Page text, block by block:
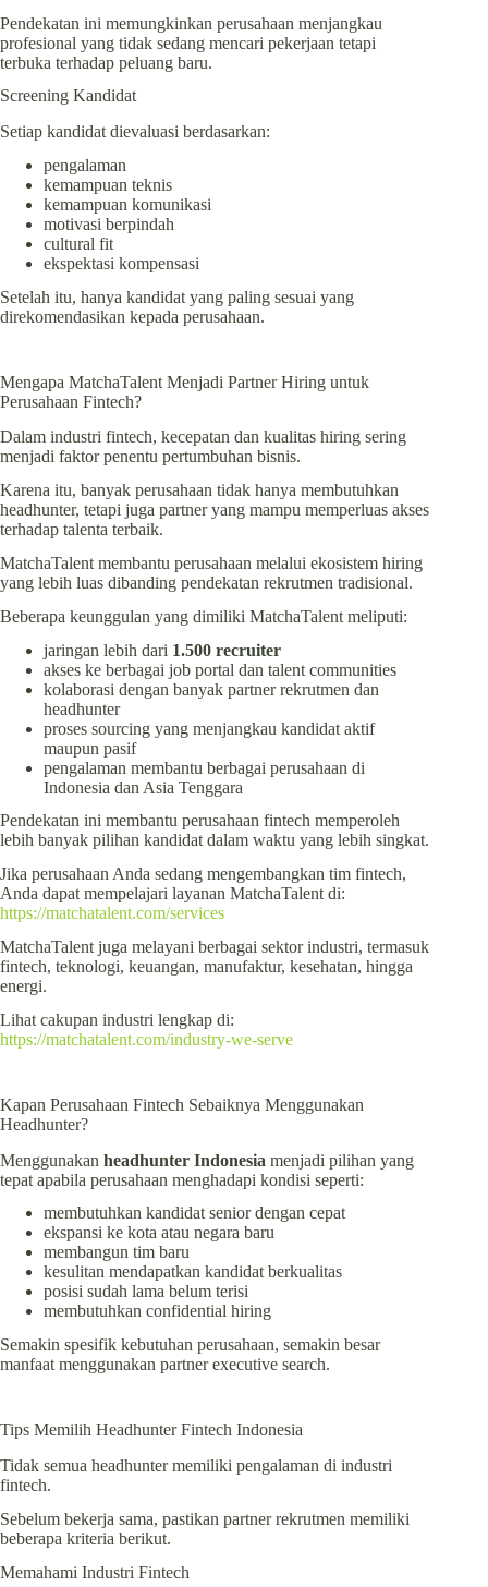
Pendekatan ini memungkinkan perusahaan menjangkau
profesional yang tidak sedang mencari pekerjaan tetapi
terbuka terhadap peluang baru.
Screening Kandidat
Setiap kandidat dievaluasi berdasarkan:
pengalaman
kemampuan teknis
kemampuan komunikasi
motivasi berpindah
cultural fit
ekspektasi kompensasi
Setelah itu, hanya kandidat yang paling sesuai yang
direkomendasikan kepada perusahaan.
Mengapa MatchaTalent Menjadi Partner Hiring untuk
Perusahaan Fintech?
Dalam industri fintech, kecepatan dan kualitas hiring sering
menjadi faktor penentu pertumbuhan bisnis.
Karena itu, banyak perusahaan tidak hanya membutuhkan
headhunter, tetapi juga partner yang mampu memperluas akses
terhadap talenta terbaik.
MatchaTalent membantu perusahaan melalui ekosistem hiring
yang lebih luas dibanding pendekatan rekrutmen tradisional.
Beberapa keunggulan yang dimiliki MatchaTalent meliputi:
jaringan lebih dari 1.500 recruiter
akses ke berbagai job portal dan talent communities
kolaborasi dengan banyak partner rekrutmen dan
headhunter
proses sourcing yang menjangkau kandidat aktif
maupun pasif
pengalaman membantu berbagai perusahaan di
Indonesia dan Asia Tenggara
Pendekatan ini membantu perusahaan fintech memperoleh
lebih banyak pilihan kandidat dalam waktu yang lebih singkat.
Jika perusahaan Anda sedang mengembangkan tim fintech,
Anda dapat mempelajari layanan MatchaTalent di:
https://matchatalent.com/services
MatchaTalent juga melayani berbagai sektor industri, termasuk
fintech, teknologi, keuangan, manufaktur, kesehatan, hingga
energi.
Lihat cakupan industri lengkap di:
https://matchatalent.com/industry-we-serve
Kapan Perusahaan Fintech Sebaiknya Menggunakan
Headhunter?
Menggunakan headhunter Indonesia menjadi pilihan yang
tepat apabila perusahaan menghadapi kondisi seperti:
membutuhkan kandidat senior dengan cepat
ekspansi ke kota atau negara baru
membangun tim baru
kesulitan mendapatkan kandidat berkualitas
posisi sudah lama belum terisi
membutuhkan confidential hiring
Semakin spesifik kebutuhan perusahaan, semakin besar
manfaat menggunakan partner executive search.
Tips Memilih Headhunter Fintech Indonesia
Tidak semua headhunter memiliki pengalaman di industri
fintech.
Sebelum bekerja sama, pastikan partner rekrutmen memiliki
beberapa kriteria berikut.
Memahami Industri Fintech